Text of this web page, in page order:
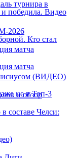
турнира в
2026
матча
(ВИДЕО)
и обзор
победила. Видео
Кто стал
матча
не в Топ-3
составе Челси: